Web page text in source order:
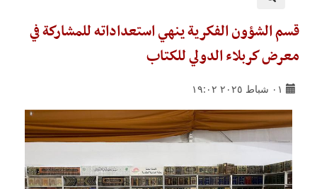
قسم الشؤون الفكرية ينهي استعداداته للمشاركة في
معرض كربلاء الدولي للكتاب
٠١ شباط ٢٠٢٥ ١٩:٠٢